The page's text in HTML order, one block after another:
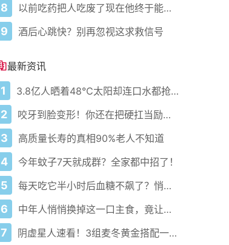
8 以前吃药把人吃废了现在他终于能好起来了
9 酒后心跳快？别再忽视这求救信号
最新资讯
1 3.8亿人晒着48℃太阳却连口水都抢不到
2 咬牙到脸变形！你还在把硬扛当励志？
3 高质量长寿的真相90%老人不知道
4 今年蚊子7天就成群？全家都中招了！
5 每天吃它半小时后血糖不飙了？悄悄稳住代谢的主食真不是白米饭！
6 中年人悄悄换掉这一口主食，竟让血糖腰围都逆袭了！
7 阴虚星人速看！3组麦冬黄金搭配一喝就润